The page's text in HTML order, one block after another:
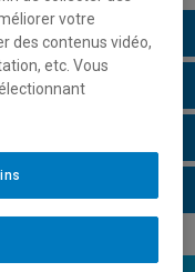
votre
des contenus vidéo,
etc. Vous